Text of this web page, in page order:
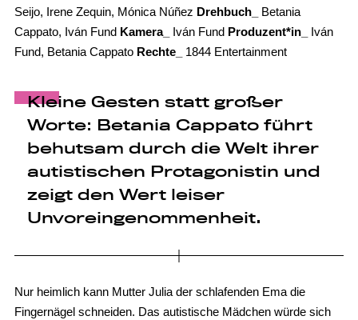
Seijo, Irene Zequin, Mónica Núñez Drehbuch_
Betania
Cappato, Iván Fund Kamera_ Iván Fund Produzent*in_
Iván
Fund, Betania Cappato Rechte_ 1844 Entertainment
Kleine Gesten statt großer
Worte: Betania Cappato führt
behutsam durch die Welt ihrer
autistischen Protagonistin und
zeigt den Wert leiser
Unvoreingenommenheit.
Nur heimlich kann Mutter Julia der schlafenden Ema die
Fingernägel schneiden. Das autistische Mädchen würde sich